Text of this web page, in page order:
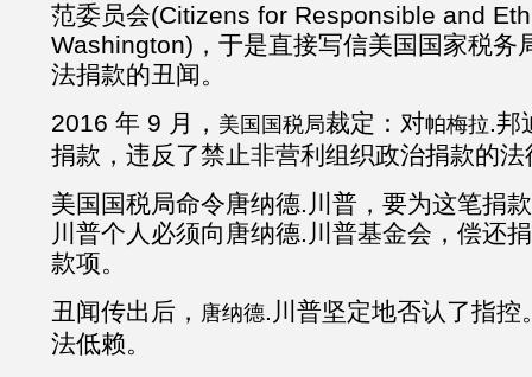
范委员会(Citizens for Responsible and
Washington)，于是直接写信美国国家税务
法捐款的丑闻。
2016 年 9 月， 美国国税局裁定：对帕梅拉.邦
捐款，违反了禁止非营利组织政治捐款的法
美国国税局命令唐纳德.川普，要为这笔捐
川普个人必须向唐纳德.川普基金会，偿还
款项。
丑闻传出后， 唐纳德.川普坚定地否认了指
法低赖。